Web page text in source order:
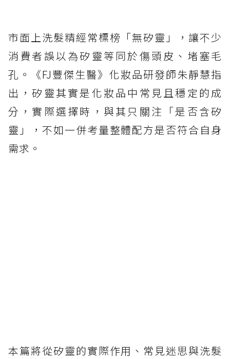
市面上洗髮精經常標榜「無矽靈」，讓不少
消費者誤以為矽靈等同於傷頭皮、堵塞毛
孔。《FJ豐傑生醫》化妝品研發師朱靜慧指
出，矽靈其實是化妝品中常見且穩定的成
分，實際選擇時，與其只關注「是否含矽
靈」，不如一併考量整體配方是否符合自身
需求。
本篇將從矽靈的實際作用、常見迷思與洗髮